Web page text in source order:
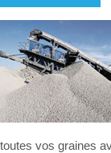
toutes vos graines